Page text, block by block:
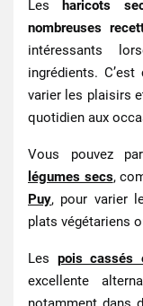
Les haricots
nombreuses
intéressants
ingrédients.
varier les plaisirs
quotidien aux
Vous pouvez
légumes secs,
Puy, pour varier
plats végétariens
Les pois cassés
excellente